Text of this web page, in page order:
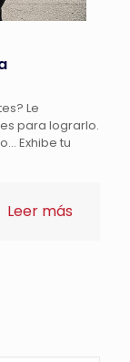
Le
para lograrlo.
Exhibe tu
Leer más